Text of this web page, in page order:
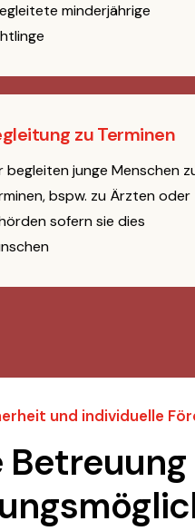
minderjährige
zu Terminen
begleiten junge Menschen
bspw. zu Ärzten oder
sofern sie dies
und individuelle